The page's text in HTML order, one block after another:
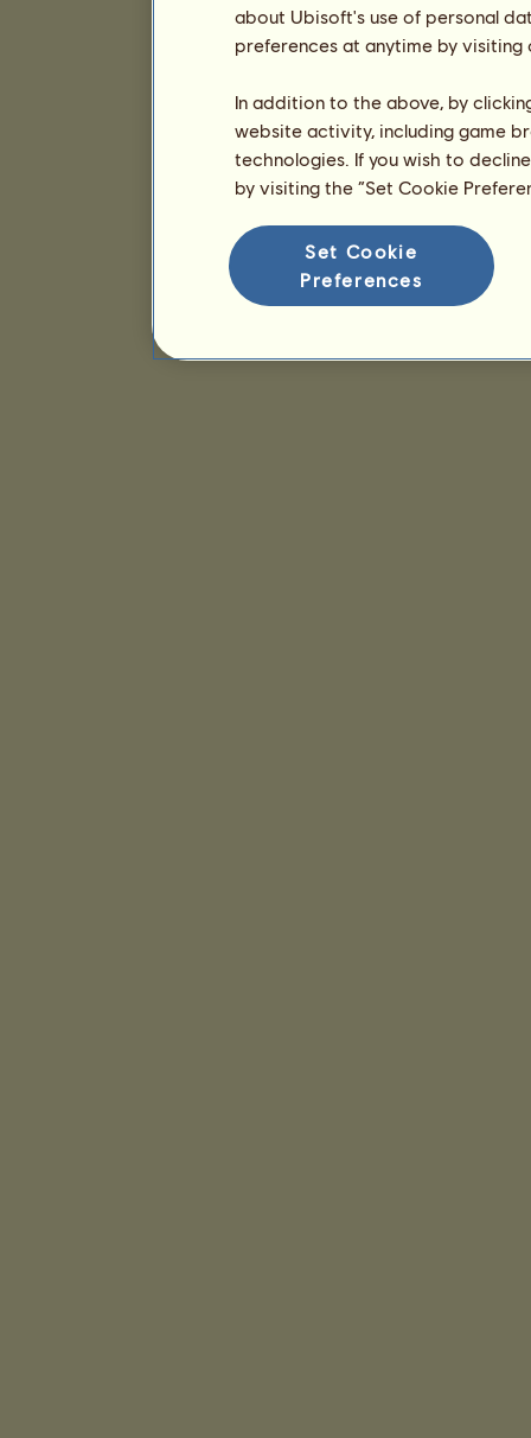
about Ubisoft's use of personal
preferences at anytime by
In addition to the above, by
website activity, including game
technologies. If you wish to
by visiting the “Set Cookie
Set Cookie
Preferences